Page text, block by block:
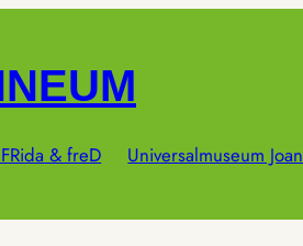
& freD Universalmuseum